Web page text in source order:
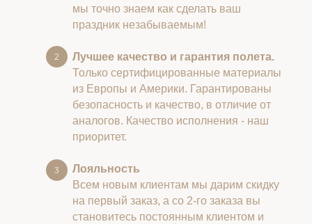
мы точно знаем как сделать ваш
праздник незабываемым!
Лучшее качество и гарантия полета.
Только сертифицированные материалы
из Европы и Америки. Гарантированы
безопасность и качество, в отличие от
аналогов. Качество исполнения - наш
приоритет.
Лояльность
Всем новым клиентам мы дарим скидку
на первый заказ, а со 2-го заказа вы
становитесь постоянным клиентом и